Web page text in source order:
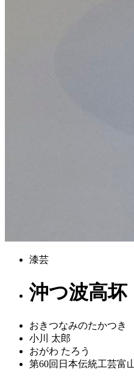
漆芸
沖つ波高坏
おきつなみのたかつき
小川 太郎
おがわ たろう
第60回日本伝統工芸富